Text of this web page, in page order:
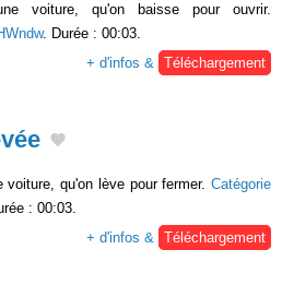
voiture, qu'on baisse pour ouvrir.
. Durée : 00:03.
+ d'infos & Téléchargement
voiture, qu'on lève pour fermer. Catégorie
: 00:03.
+ d'infos &
Téléchargement